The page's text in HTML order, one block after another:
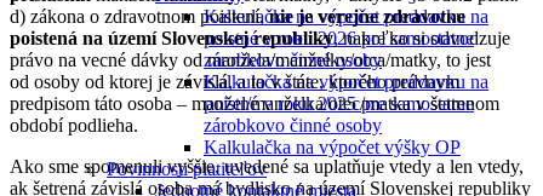
Kalkulačka na výpočet preddavku na
poistné v roku 2026 pre samostatne
zárobkovo činné osoby
Kalkulačka na výpočet preddavku na
poistné v roku 2025 pre samostatne
zárobkovo činné osoby
Kalkulačka na výpočet výšky OP
Povinnosti platiteľov
Jednotné kontaktné miesta
d) zákona o zdravotnom poistení,nie je verejne zdravotne
poistená na území Slovenskej republiky, nakoľko si odvodzuje
právo na vecné dávky od manžela/manželky/otca/matky, to jest
od osoby od ktorej je závislá, a to v štáte, ktorého právnym
predpisom táto osoba – manžel/manželka/otec/matka v šetrenom
období podlieha.
Ako sme spomenuli vyššie, uvedené sa uplatňuje vtedy a len vtedy,
ak šetrená závislá osoba má bydlisko na území Slovenskej republiky